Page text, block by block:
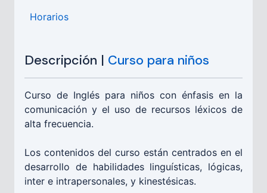
Horarios
Descripción | Curso para niños
Curso de Inglés para niños con énfasis en la
comunicación y el uso de recursos léxicos de
alta frecuencia.
Los contenidos del curso están centrados en el
desarrollo de habilidades linguísticas, lógicas,
inter e intrapersonales, y kinestésicas.